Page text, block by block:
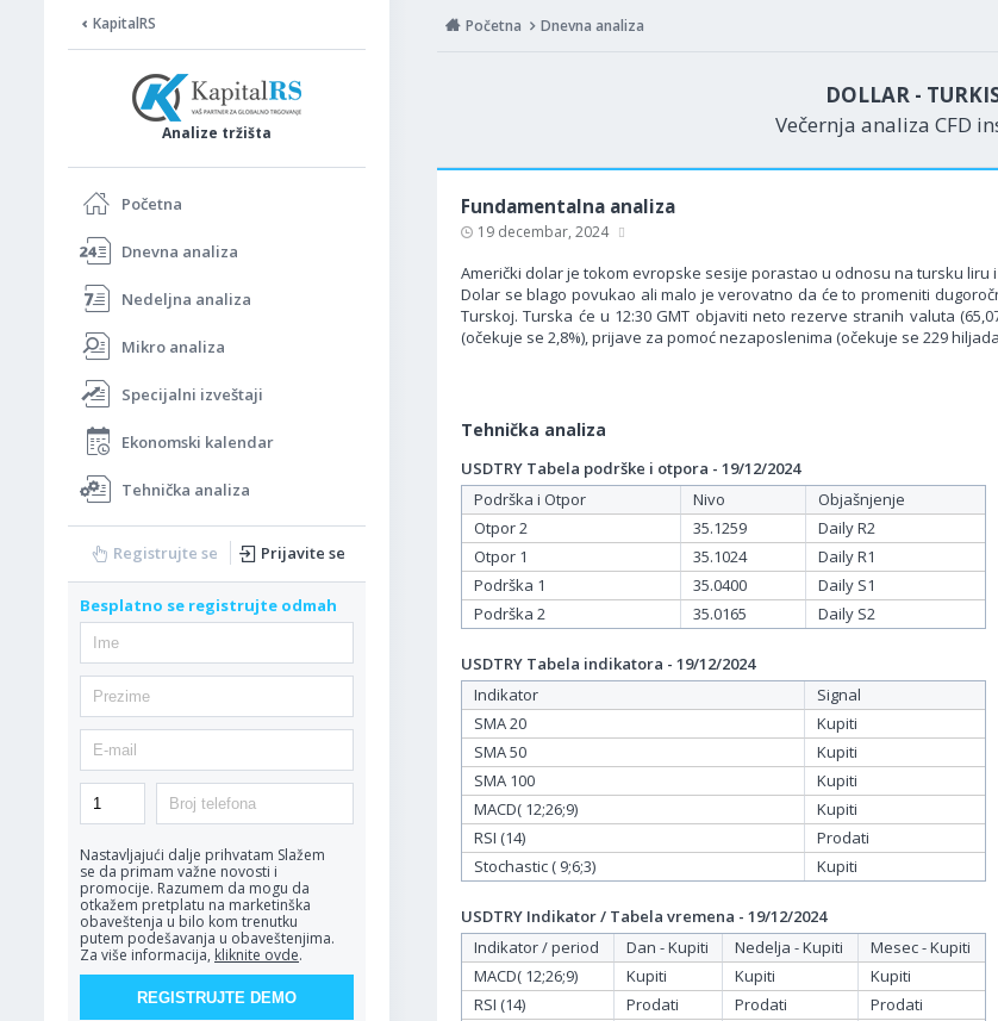
KapitalRS
Analize tržišta
Početna
Dnevna analiza
Nedeljna analiza
Mikro analiza
Specijalni izveštaji
Ekonomski kalendar
Tehnička analiza
Registrujte se Prijavite se
Besplatno se registrujte odmah
Nastavljajući dalje prihvatam Slažem
se da primam važne novosti i
promocije. Razumem da mogu da
otkažem pretplatu na marketinška
obaveštenja u bilo kom trenutku
putem podešavanja u obaveštenjima.
Za više informacija, kliknite ovde.
Početna Dnevna analiza
DOLLAR -
Večernja analiza CFD
Fundamentalna analiza
19 decembar, 2024
Američki dolar je tokom evropske sesije porastao u odnosu na tursku liru i
Dolar se blago povukao ali malo je verovatno da će to promeniti
Turskoj. Turska će u 12:30 GMT objaviti neto rezerve stranih valuta
(očekuje se 2,8%), prijave za pomoć nezaposlenima (očekuje se 229
Tehnička analiza
USDTRY Tabela podrške i otpora - 19/12/2024
Podrška i Otpor
Nivo
Objašnjenje
Otpor 2
35.1259
Daily R2
Otpor 1
35.1024
Daily R1
Podrška 1
35.0400
Daily S1
Podrška 2
35.0165 Daily S2
USDTRY Tabela indikatora - 19/12/2024
Indikator
Signal
SMA 20
Kupiti
SMA 50
Kupiti
SMA 100
Kupiti
MACD( 12;26;9)
Kupiti
RSI (14)
Prodati
Stochastic ( 9;6;3)
Kupiti
USDTRY Indikator / Tabela vremena - 19/12/2024
Indikator / period
Dan - Kupiti Nedelja - Kupiti
Mesec - Kupiti
MACD( 12;26;9)
Kupiti Kupiti
Kupiti
RSI (14)
Prodati Prodati
Prodati